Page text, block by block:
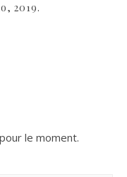
2019.
le moment.